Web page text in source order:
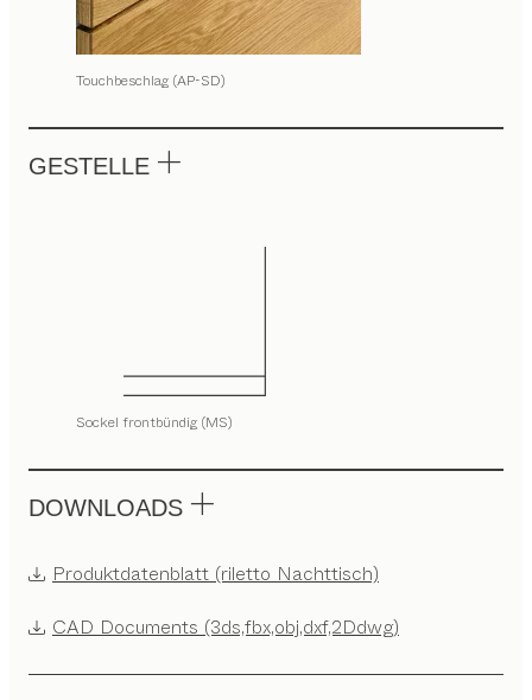
Touchbeschlag (AP-SD)
GESTELLE
Sockel frontbündig (MS)
DOWNLOADS
Produktdatenblatt (riletto Nachttisch)
CAD Documents (3ds,fbx,obj,dxf,2Ddwg)